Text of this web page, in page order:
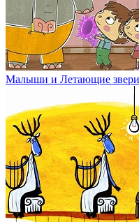
Малыши и Летающие звери